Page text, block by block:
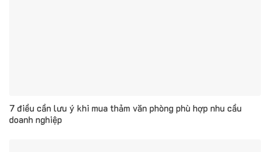
7 điều cần lưu ý khi mua thảm văn phòng phù hợp nhu cầu
doanh nghiệp